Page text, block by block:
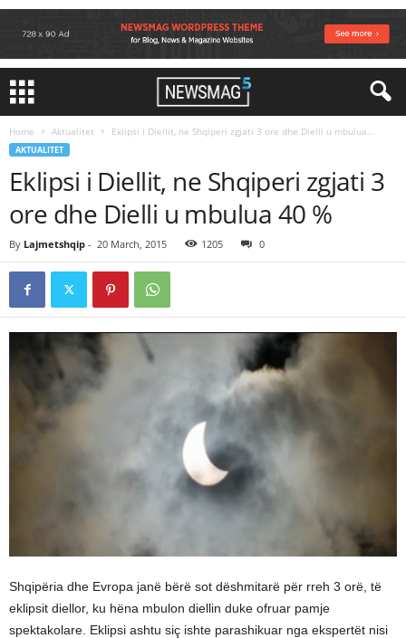
Home Aktualitet Eklipsi i Diellit, ne Shqiperi zgjati 3 ore dhe Dielli u mbulua...
AKTUALITET
Eklipsi i Diellit, ne Shqiperi zgjati 3
ore dhe Dielli u mbulua 40 %
By Lajmetshqip - 20 March, 2015 1205 0
Shqipëria dhe Evropa janë bërë sot dëshmitarë për rreh 3 orë, të
eklipsit diellor, ku hëna mbulon diellin duke ofruar pamje
spektakolare. Eklipsi ashtu siç ishte parashikuar nga ekspertët nisi